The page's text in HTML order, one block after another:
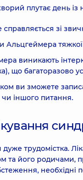
плутає день із
справляється зі
тяжкої
виникають
що багаторазово
ви зможете
чи іншого питання.
трудомістка.
та його
необхідні